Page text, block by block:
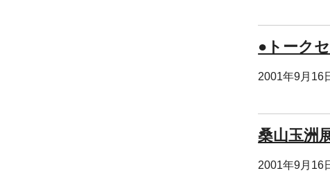
●トーク
2001年9月16
桑山玉洲
2001年9月16